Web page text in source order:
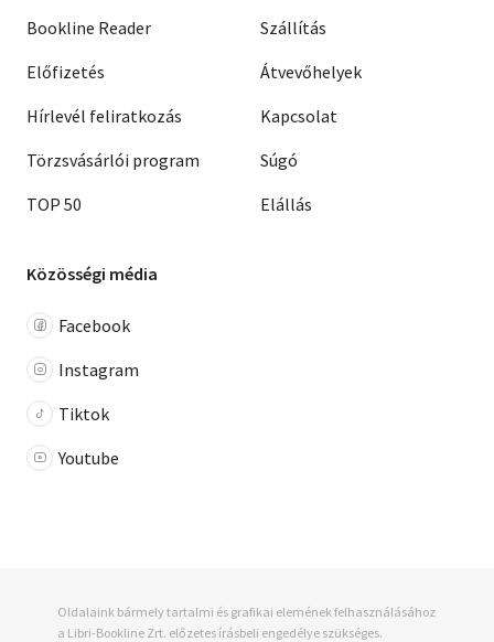
Bookline Reader
Előfizetés
Hírlevél feliratkozás
Törzsvásárlói program
TOP 50
Szállítás
Átvevőhelyek
Kapcsolat
Súgó
Elállás
Közösségi média
Facebook
Instagram
Tiktok
Youtube
Oldalaink bármely tartalmi és grafikai elemének felhasználásához
a Libri-Bookline Zrt. előzetes írásbeli engedélye szükséges.